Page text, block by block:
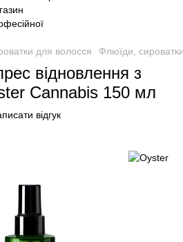
для волосся Флюїди,
відновлення з
Cannabis 150 мл
відгук